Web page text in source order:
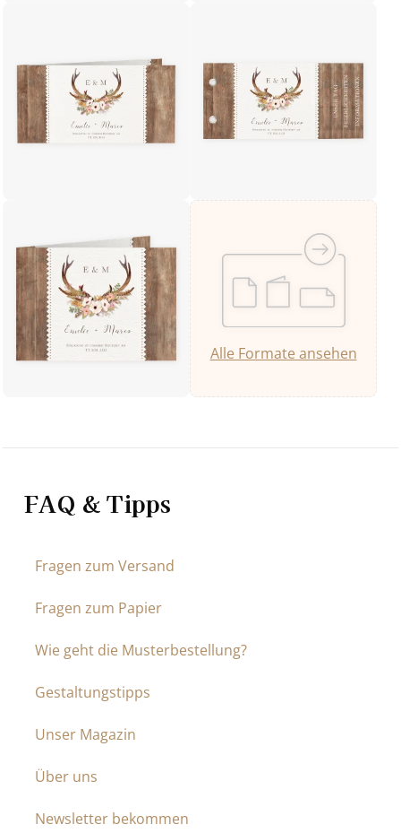
Alle Formate ansehen
FAQ & Tipps
Fragen zum Versand
Fragen zum Papier
Wie geht die Musterbestellung?
Gestaltungstipps
Unser Magazin
Über uns
Newsletter bekommen